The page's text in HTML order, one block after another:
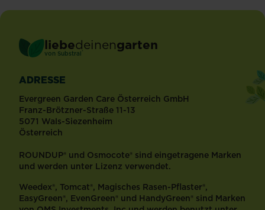
liebedeinengarten
von Substral ®
ADRESSE
Evergreen Garden Care Österreich GmbH
Franz-Brötzner-Straße 11-13
5071 Wals-Siezenheim
Österreich
ROUNDUP® und Osmocote® sind eingetragene Marken
und werden unter Lizenz verwendet.
Weedex®, Tomcat®, Magisches Rasen-Pflaster®,
EasyGreen®, EvenGreen® und HandyGreen® sind Marken